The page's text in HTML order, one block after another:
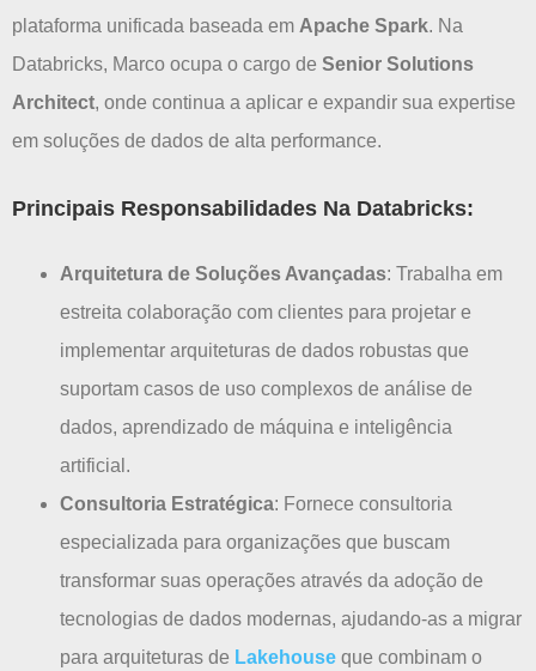
plataforma unificada baseada em Apache Spark. Na
Databricks, Marco ocupa o cargo de Senior Solutions
Architect, onde continua a aplicar e expandir sua expertise
em soluções de dados de alta performance.
Principais Responsabilidades Na Databricks:
Arquitetura de Soluções Avançadas: Trabalha em
estreita colaboração com clientes para projetar e
implementar arquiteturas de dados robustas que
suportam casos de uso complexos de análise de
dados, aprendizado de máquina e inteligência
artificial.
Consultoria Estratégica: Fornece consultoria
especializada para organizações que buscam
transformar suas operações através da adoção de
tecnologias de dados modernas, ajudando-as a migrar
para arquiteturas de Lakehouse que combinam o